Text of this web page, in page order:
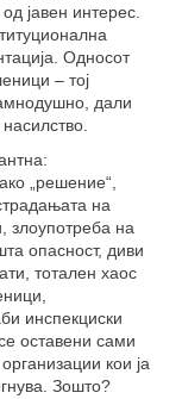
јавен интерес.
Односот
– тој
дали
„решение“,
на
злоупотреба на
опасност, диви
тотален хаос
инспекциски
оставени сами
кои ја
Зошто?